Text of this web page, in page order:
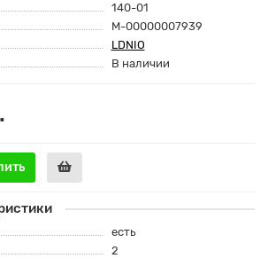
140-01
M-00000007939
LDNIO
В наличии
есть
2